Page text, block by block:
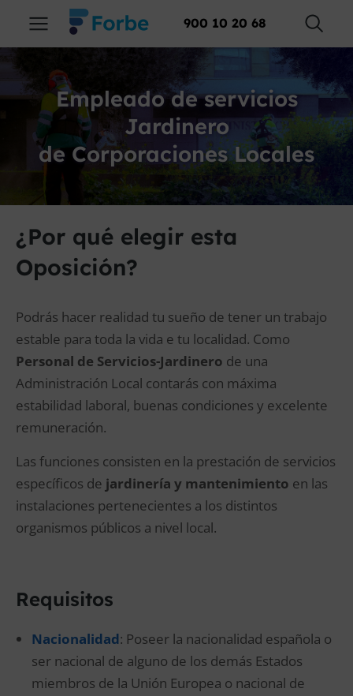
900 10 20 68
Empleado de servicios
Jardinero
de Corporaciones Locales
¿Por qué elegir esta
Oposición?
Podrás hacer realidad tu sueño de tener un trabajo
estable para toda la vida e tu localidad. Como
Personal de Servicios-Jardinero de una
Administración Local contarás con máxima
estabilidad laboral, buenas condiciones y excelente
remuneración.
Las funciones consisten en la prestación de servicios
específicos de jardinería y mantenimiento en las
instalaciones pertenecientes a los distintos
organismos públicos a nivel local.
Requisitos
Nacionalidad: Poseer la nacionalidad española o
ser nacional de alguno de los demás Estados
miembros de la Unión Europea o nacional de